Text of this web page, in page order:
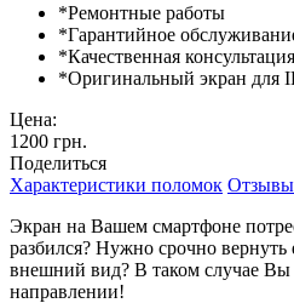
*Ремонтные работы
*Гарантийное
*Качественная консультация
*Оригинальный экран для
Цена:
1200 грн.
Поделиться
Характеристики поломок
Экран на Вашем смартфоне
разбился? Нужно срочно
внешний вид? В таком случае Вы
направлении!